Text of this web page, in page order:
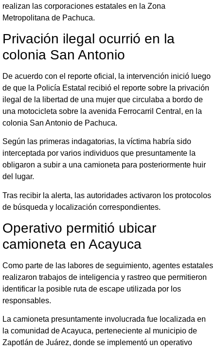
realizan las corporaciones estatales en la Zona
Metropolitana de Pachuca.
Privación ilegal ocurrió en la
colonia San Antonio
De acuerdo con el reporte oficial, la intervención inició luego
de que la Policía Estatal recibió el reporte sobre la privación
ilegal de la libertad de una mujer que circulaba a bordo de
una motocicleta sobre la avenida Ferrocarril Central, en la
colonia San Antonio de Pachuca.
Según las primeras indagatorias, la víctima habría sido
interceptada por varios individuos que presuntamente la
obligaron a subir a una camioneta para posteriormente huir
del lugar.
Tras recibir la alerta, las autoridades activaron los protocolos
de búsqueda y localización correspondientes.
Operativo permitió ubicar
camioneta en Acayuca
Como parte de las labores de seguimiento, agentes estatales
realizaron trabajos de inteligencia y rastreo que permitieron
identificar la posible ruta de escape utilizada por los
responsables.
La camioneta presuntamente involucrada fue localizada en
la comunidad de Acayuca, perteneciente al municipio de
Zapotlán de Juárez, donde se implementó un operativo